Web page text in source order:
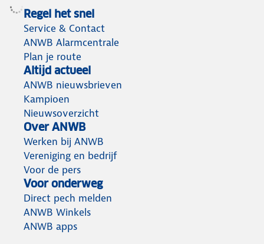
Regel het snel
Service & Contact
ANWB Alarmcentrale
Plan je route
Altijd actueel
ANWB nieuwsbrieven
Kampioen
Nieuwsoverzicht
Over ANWB
Werken bij ANWB
Vereniging en bedrijf
Voor de pers
Voor onderweg
Direct pech melden
ANWB Winkels
ANWB apps